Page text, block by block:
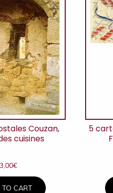
Couzan,
cuisines
3,00€
CART
5